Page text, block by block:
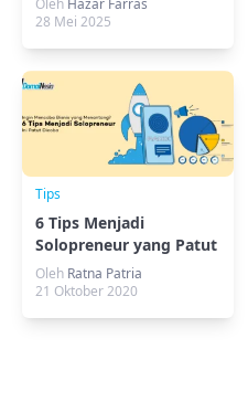
28 Mei 2025
Tips
6 Tips Menjadi
Solopreneur yang Patut
Dicoba
Oleh Ratna Patria
21 Oktober 2020